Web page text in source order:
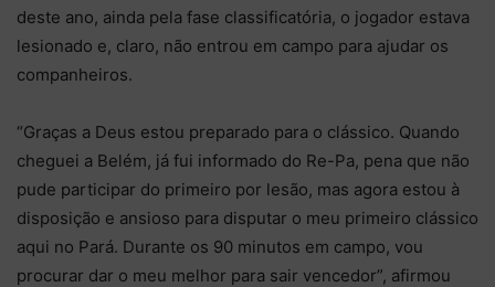
deste ano, ainda pela fase classificatória, o jogador estava
lesionado e, claro, não entrou em campo para ajudar os
companheiros.
“Graças a Deus estou preparado para o clássico. Quando
cheguei a Belém, já fui informado do Re-Pa, pena que não
pude participar do primeiro por lesão, mas agora estou à
disposição e ansioso para disputar o meu primeiro clássico
aqui no Pará. Durante os 90 minutos em campo, vou
procurar dar o meu melhor para sair vencedor”, afirmou